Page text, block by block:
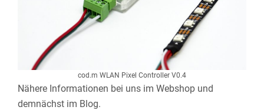
cod.m WLAN Pixel Controller V0.4
Nähere Informationen bei uns im Webshop und
demnächst im Blog.